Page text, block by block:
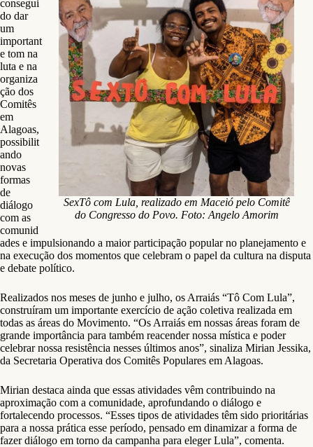
SexTô com Lula, realizado em Maceió pelo Comitê
do Congresso do Povo. Foto: Angelo Amorim
consegui
do dar
um
important
e tom na
luta e na
organiza
ção dos
Comitês
em
Alagoas,
possibilit
ando
novas
formas
de
diálogo
com as
comunid
ades e impulsionando a maior participação popular no planejamento e
na execução dos momentos que celebram o papel da cultura na disputa
e debate político.
Realizados nos meses de junho e julho, os Arraiás “Tô Com Lula”,
construíram um importante exercício de ação coletiva realizada em
todas as áreas do Movimento. “Os Arraiás em nossas áreas foram de
grande importância para também reacender nossa mística e poder
celebrar nossa resistência nesses últimos anos”, sinaliza Mirian Jessika,
da Secretaria Operativa dos Comitês Populares em Alagoas.
Mirian destaca ainda que essas atividades vêm contribuindo na
aproximação com a comunidade, aprofundando o diálogo e
fortalecendo processos. “Esses tipos de atividades têm sido prioritárias
para a nossa prática esse período, pensado em dinamizar a forma de
fazer diálogo em torno da campanha para eleger Lula”, comenta.